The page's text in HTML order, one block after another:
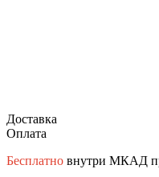
Доставка
Оплата
Бесплатно внутри МКАД